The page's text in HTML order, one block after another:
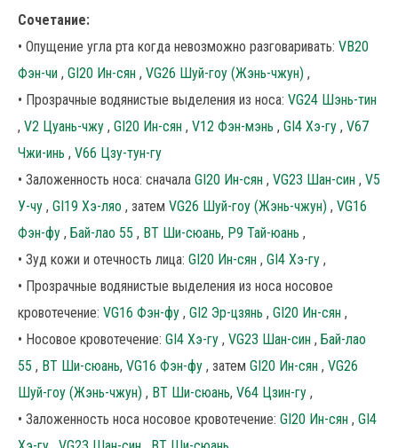
Сочетание:
• Опущение угла рта когда невозможно разговаривать: VB20
Фэн-чи , GI20 Ин-сян , VG26 Шуй-гоу (Жэнь-чжун) ,
• Прозрачные водянистые выделения из носа: VG24 Шэнь-тин
, V2 Цуань-чжу , GI20 Ин-сян , V12 Фэн-мэнь , GI4 Хэ-гу , V67
Чжи-инь , V66 Цзу-тун-гу
• Заложенность носа: сначала GI20 Ин-сян , VG23 Шан-син , V5
У-чу , GI19 Хэ-ляо , затем VG26 Шуй-гоу (Жэнь-чжун) , VG16
Фэн-фу , Бай-лао 55 , ВТ Ши-сюань, P9 Тай-юань ,
• Зуд кожи и отечность лица: GI20 Ин-сян , GI4 Хэ-гу ,
• Прозрачные водянистые выделения из носа носовое
кровотечение: VG16 Фэн-фу , GI2 Эр-цзянь , GI20 Ин-сян ,
• Носовое кровотечение: GI4 Хэ-гу , VG23 Шан-син , Бай-лао
55 , ВТ Ши-сюань, VG16 Фэн-фу , затем GI20 Ин-сян , VG26
Шуй-гоу (Жэнь-чжун) , ВТ Ши-сюань, V64 Цзин-гу ,
• Заложенность носа носовое кровотечение: GI20 Ин-сян , GI4